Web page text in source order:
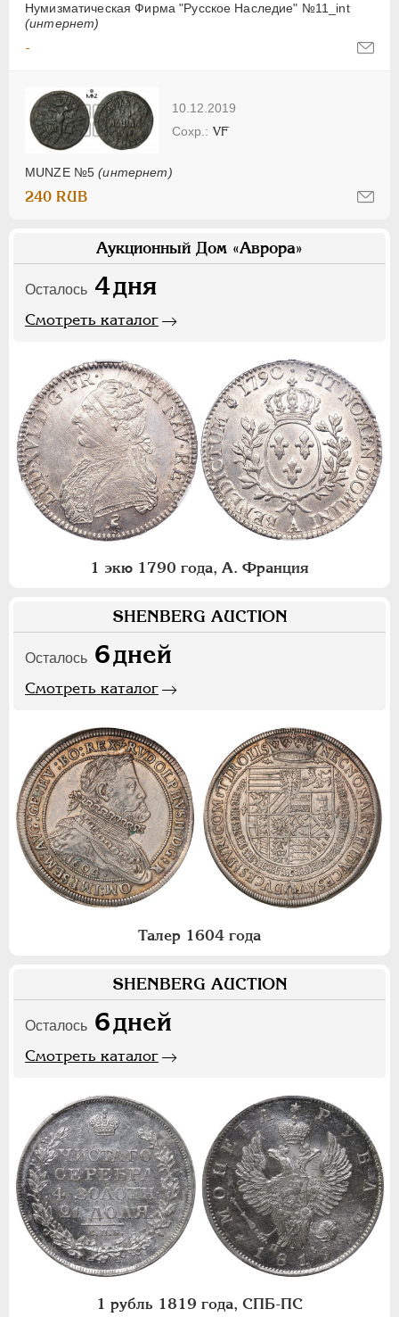
Нумизматическая Фирма "Русское Наследие" №11_int
(интернет)
-
10.12.2019
MUNZE №5(интернет)
VF
240 RUB
Аукционный Дом «Аврора»
Осталось 4дня
Смотреть каталог
1 экю 1790 года, А. Франция
SHENBERG AUCTION
Осталось 6дней
Смотреть каталог
Талер 1604 года
SHENBERG AUCTION
Осталось 6дней
Смотреть каталог
1 рубль 1819 года, СПБ-ПС